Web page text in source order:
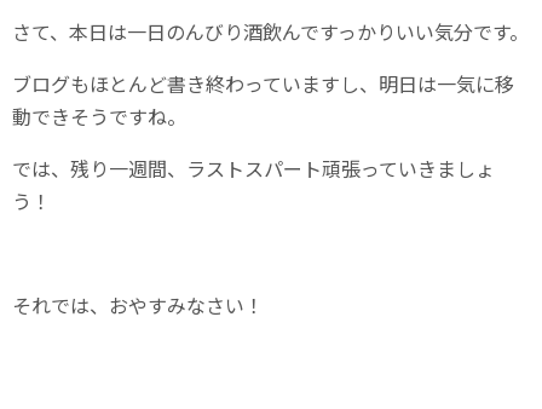
さて、本日は一日のんびり酒飲んですっかりいい気分です。
ブログもほとんど書き終わっていますし、明日は一気に移
動できそうですね。
では、残り一週間、ラストスパート頑張っていきましょ
う！
それでは、おやすみなさい！